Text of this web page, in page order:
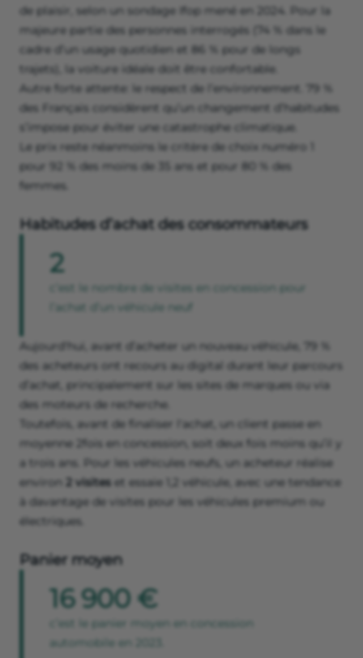
de plaisir, selon un sondage Ifop mené en 2024. Pour la
majeure partie des personnes interrogés (74 % dans le
cadre d’un usage quotidien et 86 % pour de longs
trajets), la voiture idéale doit être confortable.
Autre forte attente: le respect de l’environnement. 79 %
des Français considèrent qu’un changement d’habitudes
s’impose pour éviter une catastrophe climatique.
Le prix reste néanmoins le critère de choix numéro 1
pour 92 % des moins de 35 ans et pour 80 % des
femmes.
Habitudes d’achat des consommateurs
2
c’est le nombre de visites en concession pour
l’achat d’un véhicule neuf
Aujourd'hui, avant d’acheter un nouveau véhicule, 79 %
des acheteurs ont recours au digital durant leur parcours
d’achat, principalement sur les sites de marques ou via
des moteurs de recherche.
Toutefois, avant de finaliser l'achat, un client passe en
moyenne 2fois en concession, soit deux fois moins qu’il y
a trois ans. Pour les véhicules neufs, un acheteur réalise
environ 2 visites et essaie 1,2 véhicule, avec une tendance
à davantage de visites pour les véhicules premium ou
électriques.
Panier moyen
16 900 €
c’est le panier moyen en concession
automobile en 2023.